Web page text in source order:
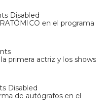
Disabled
en el programa
primera actriz y los shows
Disabled
de autógrafos en el